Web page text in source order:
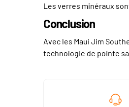
Les verres minéraux
Conclusion
Avec les Maui Jim
technologie de pointe